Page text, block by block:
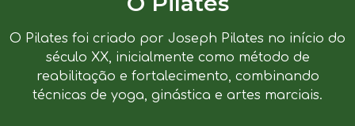
O Pilates foi criado por Joseph Pilates no início do
século XX, inicialmente como método de
reabilitação e fortalecimento, combinando
técnicas de yoga, ginástica e artes marciais.